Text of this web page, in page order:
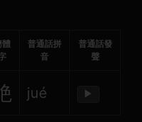
體
普通話拼
音
普通話發
聲
jué ▶